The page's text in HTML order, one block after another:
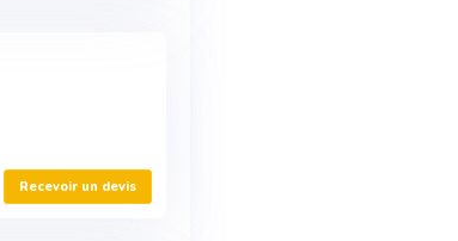
Recevoir un devis